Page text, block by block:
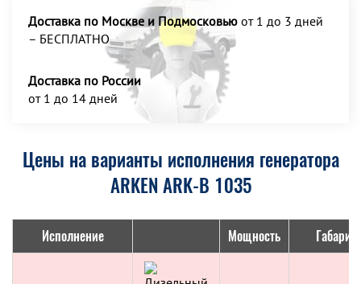
Доставка по Москве и Подмосковью от 1 до 3 дней
– БЕСПЛАТНО
Доставка по России
от 1 до 14 дней
Цены на варианты исполнения генератора
ARKEN ARK-B 1035
Исполнение Мощность